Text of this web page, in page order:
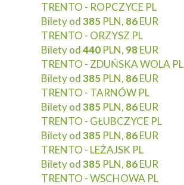
TRENTO - ROPCZYCE PL
Bilety od385 PLN, 86EUR
TRENTO - ORZYSZ PL
Bilety od440 PLN, 98EUR
TRENTO - ZDUŃSKA WOLA PL
Bilety od385 PLN, 86EUR
TRENTO - TARNÓW PL
Bilety od385 PLN, 86EUR
TRENTO - GŁUBCZYCE PL
Bilety od385 PLN, 86EUR
TRENTO - LEŻAJSK PL
Bilety od385 PLN, 86EUR
TRENTO - WSCHOWA PL